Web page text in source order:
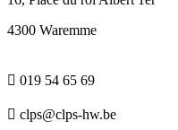
4300 Waremme
 019 54 65 69
 clps@clps-hw.be